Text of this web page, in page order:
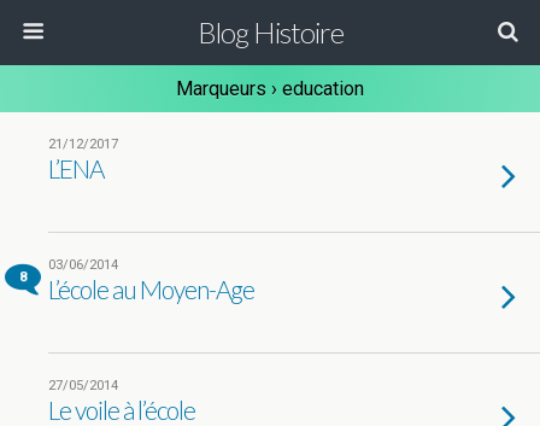
Blog Histoire
Marqueurs › education
21/12/2017
L’ENA
8
03/06/2014
L’école au Moyen-Age
27/05/2014
Le voile à l’école